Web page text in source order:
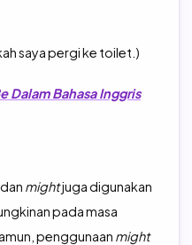
saya pergi ke toilet.)
Dalam Bahasa Inggris
mightjuga digunakan
pada masa
penggunaan might